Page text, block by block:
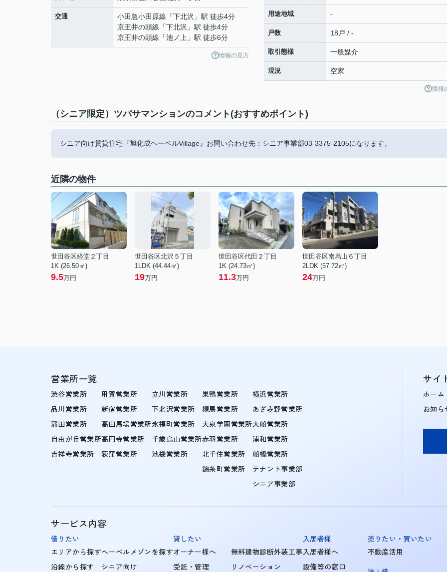
交通 小田急小田原線 「下北沢 」駅 徒歩4分
京王井の頭線 「下北沢 」駅 徒歩4分
京王井の頭線 「池ノ上 」駅 徒歩6分
情報の見方
用途地域 -
戸数 18戸 / -
取引態様 一般媒介
現況 空家
情報
（シニア限定）ツバサマンションのコメント(おすすめポイント)
シニア向け賃貸住宅『旭化成ヘーベルVillage』お問い合わせ先：シニア事業部03-3375-2105になります。
近隣の物件
世田谷区経堂２丁目
1K (26.50㎡)
9.5万円
世田谷区北沢５丁目
1LDK (44.44㎡)
19万円
世田谷区代田２丁目
1K (24.73㎡)
11.3万円
世田谷区南烏山６丁目
2LDK (57.72㎡)
24万円
営業所一覧
渋谷営業所
品川営業所
蒲田営業所
自由が丘営業所
吉祥寺営業所
用賀営業所
新宿営業所
高田馬場営業所
高円寺営業所
荻窪営業所
立川営業所
下北沢営業所
永福町営業所
千歳烏山営業所
池袋営業所
巣鴨営業所
練馬営業所
大泉学園営業所
赤羽営業所
北千住営業所
錦糸町営業所
横浜営業所
あざみ野営業所
大船営業所
浦和営業所
船橋営業所
テナント事業部
シニア事業部
サイ
ホーム
お知ら
サービス内容
借りたい
エリアから探す
沿線から探す
ヘーベルメゾンを探す
シニア向け
貸したい
オーナー様へ
受託・管理
無料建物診断外装工事
リノベーション
入居者様
入居者様へ
設備等の窓口
売りたい・買いたい
不動産活用